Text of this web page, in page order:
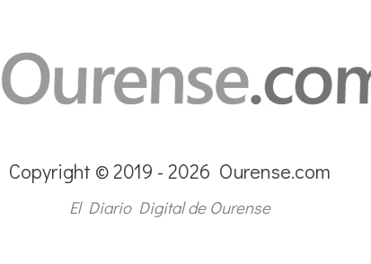
Copyright © 2019 - 2026 Ourense.com
El Diario Digital de Ourense